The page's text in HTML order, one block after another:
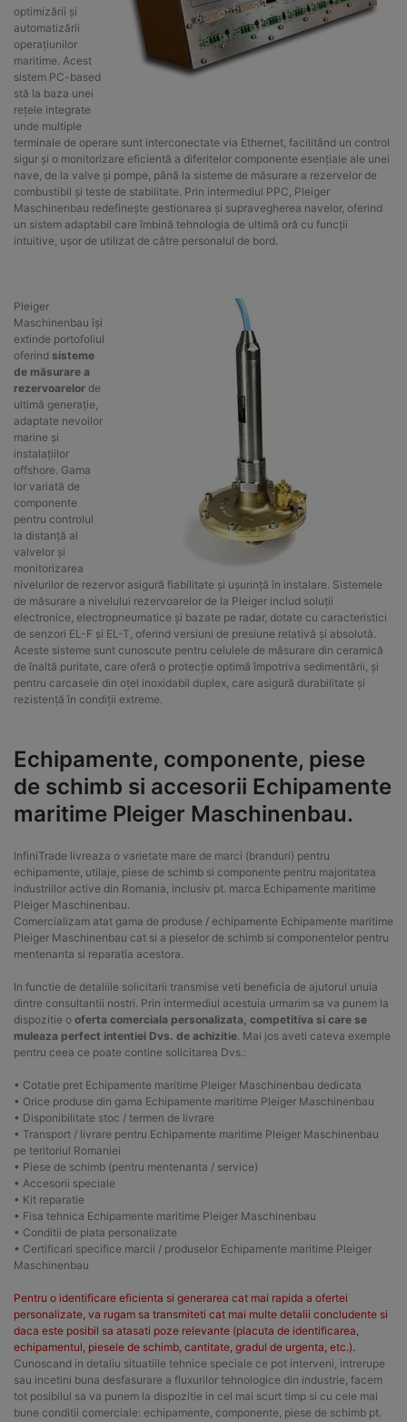
optimizării și
automatizării
operațiunilor
maritime. Acest
sistem PC-based
stă la baza unei
rețele integrate
unde multiple
terminale de operare sunt interconectate via Ethernet, facilitând un control
sigur și o monitorizare eficientă a diferitelor componente esențiale ale unei
nave, de la valve și pompe, până la sisteme de măsurare a rezervelor de
combustibil și teste de stabilitate. Prin intermediul PPC, Pleiger
Maschinenbau redefinește gestionarea și supravegherea navelor, oferind
un sistem adaptabil care îmbină tehnologia de ultimă oră cu funcții
intuitive, ușor de utilizat de către personalul de bord.
Pleiger
Maschinenbau își
extinde portofoliul
oferind sisteme
de măsurare a
rezervoarelor de
ultimă generație,
adaptate nevoilor
marine și
instalațiilor
offshore. Gama
lor variată de
componente
pentru controlul
la distanță al
valvelor și
monitorizarea
nivelurilor de rezervor asigură fiabilitate și ușurință în instalare. Sistemele
de măsurare a nivelului rezervoarelor de la Pleiger includ soluții
electronice, electropneumatice și bazate pe radar, dotate cu caracteristici
de senzori EL-F și EL-T, oferind versiuni de presiune relativă și absolută.
Aceste sisteme sunt cunoscute pentru celulele de măsurare din ceramică
de înaltă puritate, care oferă o protecție optimă împotriva sedimentării, și
pentru carcasele din oțel inoxidabil duplex, care asigură durabilitate și
rezistență în condiții extreme.
Echipamente, componente, piese
de schimb si accesorii Echipamente
maritime Pleiger Maschinenbau.
InfiniTrade livreaza o varietate mare de marci (branduri) pentru
echipamente, utilaje, piese de schimb si componente pentru majoritatea
industriilor active din Romania, inclusiv pt. marca Echipamente maritime
Pleiger Maschinenbau.
Comercializam atat gama de produse / echipamente Echipamente maritime
Pleiger Maschinenbau cat si a pieselor de schimb si componentelor pentru
mentenanta si reparatia acestora.
In functie de detaliile solicitarii transmise veti beneficia de ajutorul unuia
dintre consultantii nostri. Prin intermediul acestuia urmarim sa va punem la
dispozitie o oferta comerciala personalizata, competitiva si care se
muleaza perfect intentiei Dvs. de achizitie . Mai jos aveti cateva exemple
pentru ceea ce poate contine solicitarea Dvs.:
• Cotatie pret Echipamente maritime Pleiger Maschinenbau dedicata
• Orice produse din gama Echipamente maritime Pleiger Maschinenbau
• Disponibilitate stoc / termen de livrare
• Transport / livrare pentru Echipamente maritime Pleiger Maschinenbau
pe teritoriul Romaniei
• Piese de schimb (pentru mentenanta / service)
• Accesorii speciale
• Kit reparatie
• Fisa tehnica Echipamente maritime Pleiger Maschinenbau
• Conditii de plata personalizate
• Certificari specifice marcii / produselor Echipamente maritime Pleiger
Maschinenbau
Pentru o identificare eficienta si generarea cat mai rapida a ofertei
personalizate, va rugam sa transmiteti cat mai multe detalii concludente si
daca este posibil sa atasati poze relevante (placuta de identificarea,
echipamentul, piesele de schimb, cantitate, gradul de urgenta, etc.).
Cunoscand in detaliu situatiile tehnice speciale ce pot interveni, intrerupe
sau incetini buna desfasurare a fluxurilor tehnologice din industrie, facem
tot posibilul sa va punem la dispozitie in cel mai scurt timp si cu cele mai
bune conditii comerciale: echipamente, componente, piese de schimb pt.